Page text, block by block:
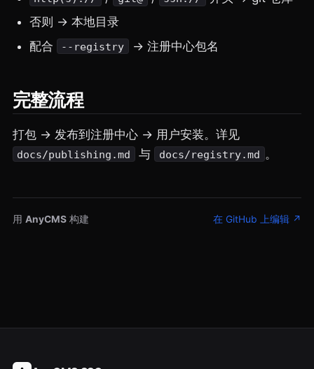
否则 → 本地目录
配合
--registry → 注册中心包名
完整流程
打包 → 发布到注册中心 → 用户安装。详见
docs/publishing.md 与 docs/registry.md 。
用 AnyCMS构建 在 GitHub 上编辑 ↗